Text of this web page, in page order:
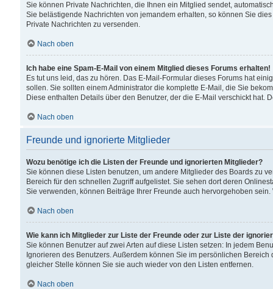
Sie können Private Nachrichten, die Ihnen ein Mitglied sendet,
Sie belästigende Nachrichten von jemandem erhalten, so können Sie
Private Nachrichten zu versenden.
Nach oben
Ich habe eine Spam-E-Mail von einem Mitglied dieses Forums erhalten!
Es tut uns leid, das zu hören. Das E-Mail-Formular dieses Forums hat
sollen. Sie sollten einem Administrator die komplette E-Mail, die Sie
Diese enthalten Details über den Benutzer, der die E-Mail verschickt hat.
Nach oben
Freunde und ignorierte Mitglieder
Wozu benötige ich die Listen der Freunde und ignorierten Mitglieder?
Sie können diese Listen benutzen, um andere Mitglieder des Boards zu
Bereich für den schnellen Zugriff aufgelistet. Sie sehen dort deren
Sie verwenden, können Beiträge Ihrer Freunde auch hervorgehoben
Nach oben
Wie kann ich Mitglieder zur Liste der Freunde oder zur Liste der
Sie können Benutzer auf zwei Arten auf diese Listen setzen: In jedem
Ignorieren des Benutzers. Außerdem können Sie im persönlichen
gleicher Stelle können Sie sie auch wieder von den Listen entfernen.
Nach oben